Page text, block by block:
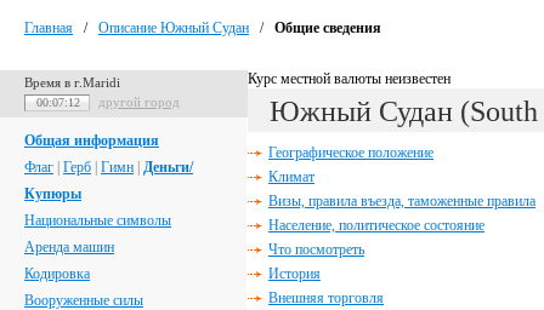
Главная / Описание Южный Судан / Общие сведения
Время в г.Maridi
00:07:13 другой город
Общая информация
Флаг Герб Гимн Деньги/
Купюры
Национальные символы
Аренда машин
Кодировка
Вооруженные силы
Курс местной валюты неизвестен
Южный Судан (South
Географическое положение
Климат
Визы, правила въезда, таможенные правила
Население, политическое состояние
Что посмотреть
История
Внешняя торговля